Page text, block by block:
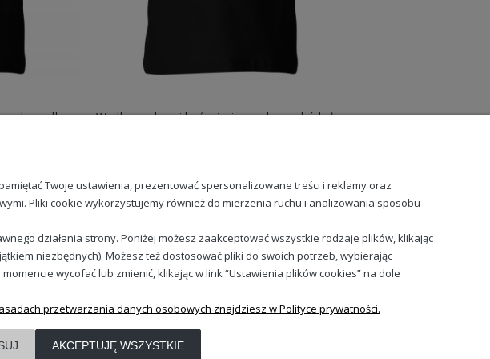
koszulka
Wędkarz z krwi i kości jezioro ryba zachód słońca pasja hobby natura relaks Dziecięca koszulka
Machaj wędą Ryby
Sprawdź nasze social media
Twoje ustawienia, prezentować spersonalizowane treści i reklamy oraz
Pliki cookie wykorzystujemy również do mierzenia ruchu i analizowania sposobu
działania strony. Poniżej możesz zaakceptować wszystkie rodzaje plików, klikając
niezbędnych). Możesz też dostosować pliki do swoich potrzeb, wybierając
wycofać lub zmienić, klikając w link “Ustawienia plików cookies” na dole
przetwarzania danych osobowych znajdziesz w Polityce prywatności.
AKCEPTUJĘ WSZYSTKIE